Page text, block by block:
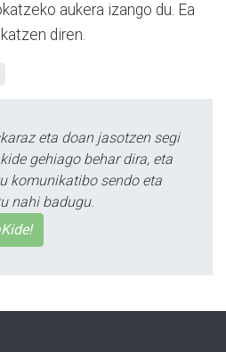
aukera izango du. Ea
diren.
eta doan jasotzen segi
gehiago behar dira, eta
komunikatibo sendo eta
nahi badugu.